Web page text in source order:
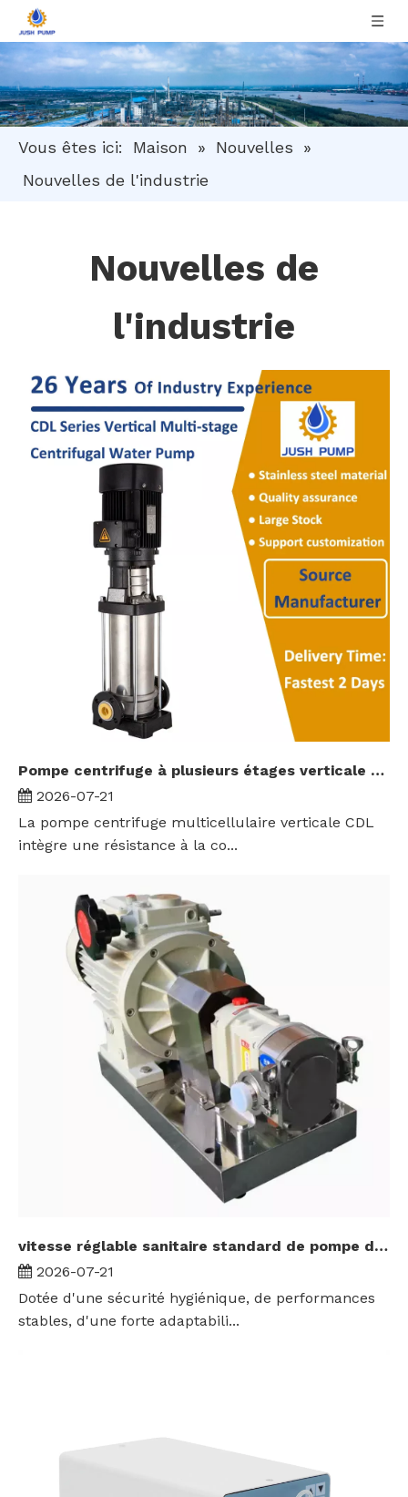
Vous êtes ici: Maison » Nouvelles
»
Nouvelles de l'industrie
Nouvelles de
l'industrie
Pompe centrifuge à plusieurs étages verticale CDL, pompe de surpression d'eau à tête haute en acier inoxydable 304
2026-07-21
La pompe centrifuge multicellulaire verticale CDL
intègre une résistance à la co...
vitesse réglable sanitaire standard de pompe du rotor 3A pour le transport de boue de chocolat de sirop
2026-07-21
Dotée d'une sécurité hygiénique, de performances
stables, d'une forte adaptabili...